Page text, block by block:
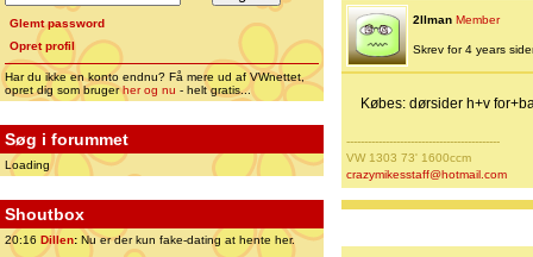
Glemt password
Opret profil
Har du ikke en konto endnu? Få mere ud af VWnettet,
opret dig som brugerher og nu - helt gratis...
Søg i forummet
Loading
Shoutbox
20:16 Dillen: Nu er der kun fake-dating at hente her.
2llman Member
Skrev for 4 years
Købes: dørsider h+v
-------------------------------------------
VW 1303 73' 1600ccm
crazymikesstaff@hotmail.com